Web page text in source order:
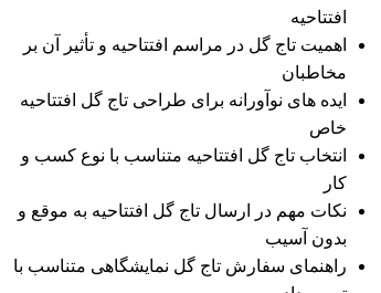
افتتاحیه
اهمیت تاج گل در مراسم افتتاحیه و تأثیر آن بر
مخاطبان
ایده های نوآورانه برای طراحی تاج گل افتتاحیه
خاص
انتخاب تاج گل افتتاحیه متناسب با نوع کسب و
کار
نکات مهم در ارسال تاج گل افتتاحیه به موقع و
بدون آسیب
راهنمای سفارش تاج گل نمایشگاهی متناسب با